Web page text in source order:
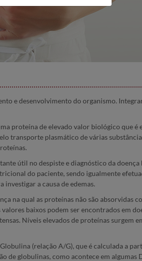
e desenvolvimento do organismo.
proteína de elevado valor biológico que é
transporte plasmático de várias
útil no despiste e diagnóstico da
do paciente, sendo igualmente
a causa de edemas.
na qual as proteínas não são absorvidas
baixos podem ser encontrados em
Níveis elevados de proteínas surgem
(relação A/G), que é calculada a
globulinas, como acontece em algumas